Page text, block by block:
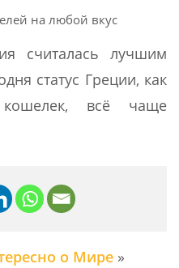
на любой вкус
считалась лучшим
статус Греции, как
всё чаще
о Мире »